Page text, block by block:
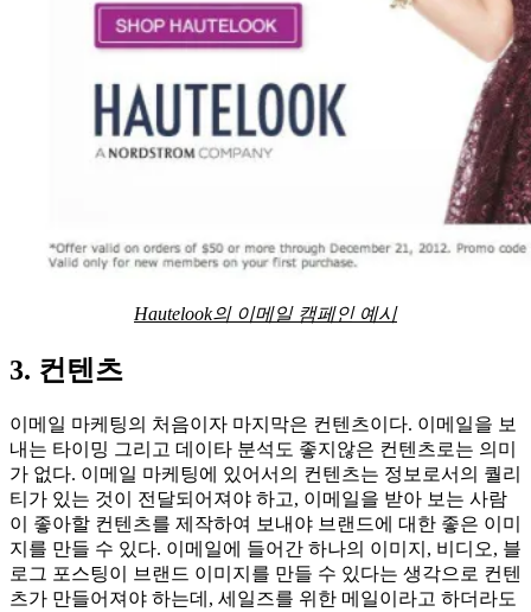
Hautelook의 이메일 캠페인 예시
3. 컨텐츠
이메일 마케팅의 처음이자 마지막은 컨텐츠이다. 이메일을 보
내는 타이밍 그리고 데이타 분석도 좋지않은 컨텐츠로는 의미
가 없다. 이메일 마케팅에 있어서의 컨텐츠는 정보로서의 퀄리
티가 있는 것이 전달되어져야 하고, 이메일을 받아 보는 사람
이 좋아할 컨텐츠를 제작하여 보내야 브랜드에 대한 좋은 이미
지를 만들 수 있다. 이메일에 들어간 하나의 이미지, 비디오, 블
로그 포스팅이 브랜드 이미지를 만들 수 있다는 생각으로 컨텐
츠가 만들어져야 하는데, 세일즈를 위한 메일이라고 하더라도